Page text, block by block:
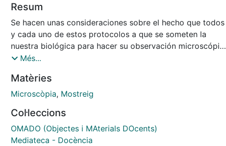
Resum
Se hacen unas consideraciones sobre el hecho que todos
y cada uno de estos protocolos a que se someten la
nuestra biológica para hacer su observación microscópica
pueden crear estructuras o artefactos que distorsionan en
a los problemas de la inclusión y de los montajes de las
preparaciones.
Més...
Matèries
Microscòpia, Mostreig
Col·leccions
OMADO (Objectes i MAterials DOcents)
Mediateca - Docència